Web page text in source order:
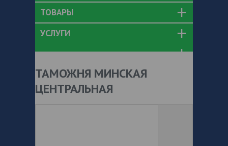
ТОВАРЫ
УСЛУГИ
ТАМОЖНЯ МИНСКАЯ
ЦЕНТРАЛЬНАЯ